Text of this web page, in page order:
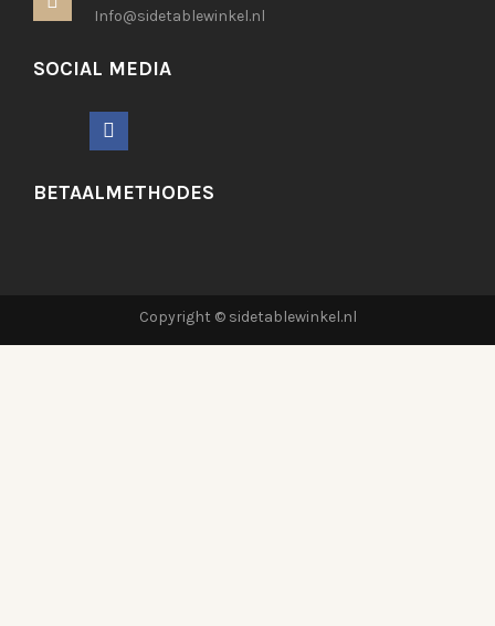
Info@sidetablewinkel.nl
SOCIAL MEDIA
BETAALMETHODES
Copyright © sidetablewinkel.nl